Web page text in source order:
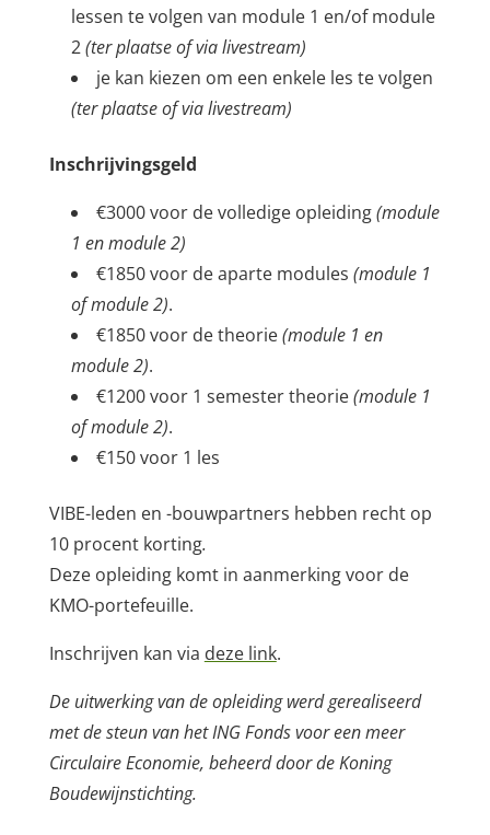
lessen te volgen van module 1 en/of module
2(ter plaatse of via livestream)
je kan kiezen om een enkele les te volgen
(ter plaatse of via livestream)
Inschrijvingsgeld
€3000 voor de volledige opleiding(module
1 en module 2)
€1850 voor de aparte modules (module 1
of module 2).
€1850 voor de theorie(module 1 en
module 2).
€1200 voor 1 semester theorie(module 1
of module 2).
€150 voor 1 les
VIBE-leden en -bouwpartners hebben recht op
10 procent korting.
Deze opleiding komt in aanmerking voor de
KMO-portefeuille.
Inschrijven kan via deze link.
De uitwerking van de opleiding werd gerealiseerd
met de steun van het ING Fonds voor een meer
Circulaire Economie, beheerd door de Koning
Boudewijnstichting.